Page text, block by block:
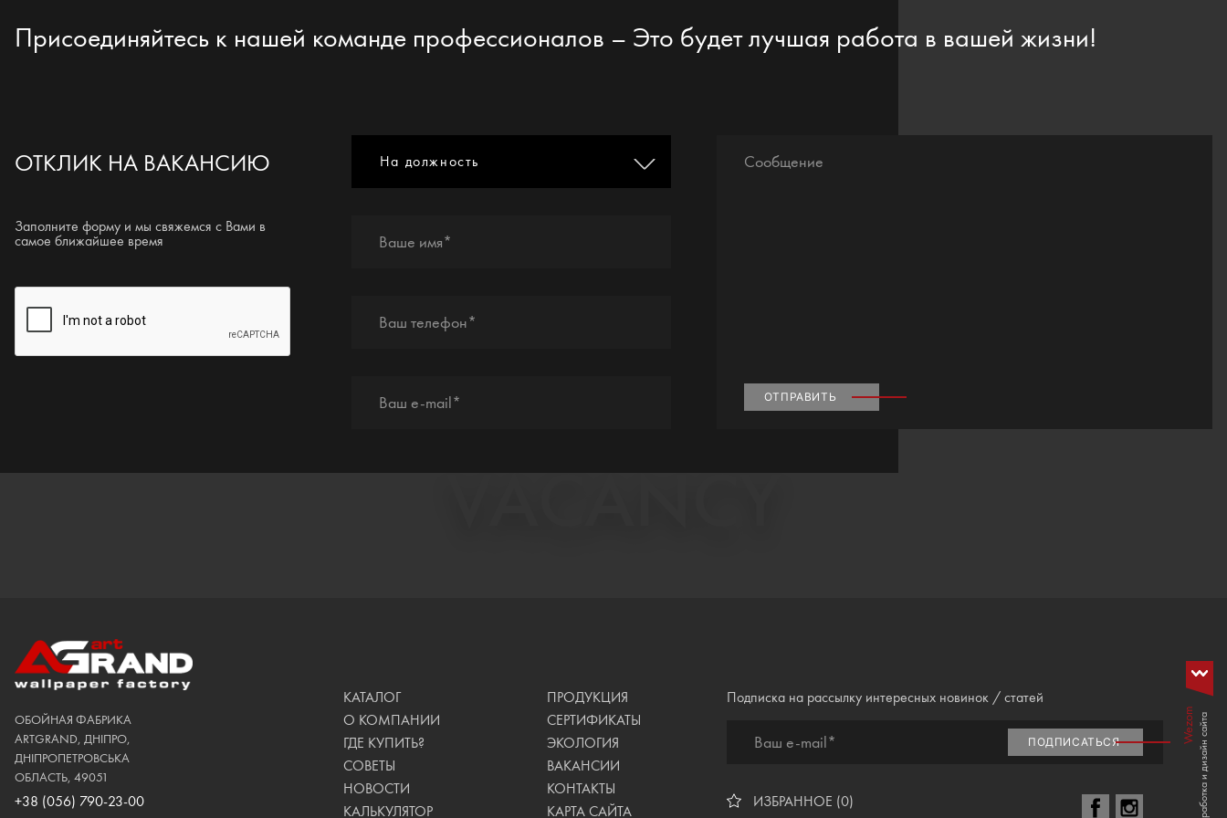
VACANCY
Присоединяйтесь к нашей команде профессионалов – Это будет лучшая работа в вашей жизни!
ОТКЛИК НА ВАКАНСИЮ
Заполните форму и мы свяжемся с Вами в
самое ближайшее время
На должность
Ваше имя*
Ваш телефон*
Ваш e-mail*
Сообщение
ОТПРАВИТЬ
ОБОЙНАЯ ФАБРИКА
ARTGRAND, ДНІПРО,
ДНІПРОПЕТРОВСЬКА
ОБЛАСТЬ, 49051
+38 (056) 790-23-00
КАТАЛОГ
О КОМПАНИИ
ГДЕ КУПИТЬ?
СОВЕТЫ
НОВОСТИ
КАЛЬКУЛЯТОР
ПРОДУКЦИЯ
СЕРТИФИКАТЫ
ЭКОЛОГИЯ
ВАКАНСИИ
КОНТАКТЫ
КАРТА САЙТА
Подписка на рассылку интересных новинок / статей
Ваш e-mail* ПОДПИСАТЬСЯ
ИЗБРАННОE (0)
WezomРозработка и дизайн сайта